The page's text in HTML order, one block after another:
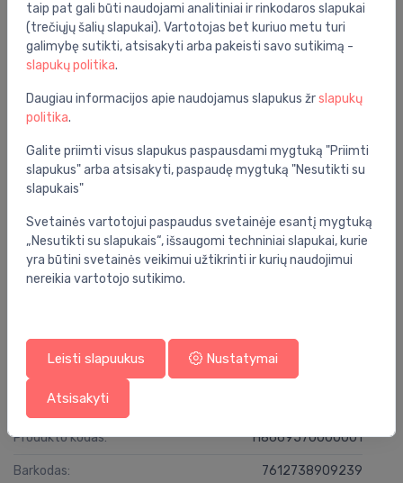
patenkina kiekvieno kliento norus.
Bendrosios specifikacijos
Grupė: vonios kambarys
Išvestis:
Komplektacija: sėdynė su dangčiu
Spalva:
Medžiaga: keramika
Tvirtinimo tipas: ant sienos
Specifikacija
Produkto kodas: H8669570000001
Barkodas: 7612738909239
taip pat gali būti naudojami analitiniai ir rinkodaros slapukai
(trečiųjų šalių slapukai). Vartotojas bet kuriuo metu turi
galimybę sutikti, atsisakyti arba pakeisti savo sutikimą -
slapukų politika.
Daugiau informacijos apie naudojamus slapukus žrslapukų
politika.
Galite priimti visus slapukus paspausdami mygtuką "Priimti
slapukus" arba atsisakyti, paspaudę mygtuką "Nesutikti su
slapukais"
Svetainės vartotojui paspaudus svetainėje esantį mygtuką
„Nesutikti su slapukais“, išsaugomi techniniai slapukai, kurie
yra būtini svetainės veikimui užtikrinti ir kurių naudojimui
nereikia vartotojo sutikimo.
Leisti slapuukus Nustatymai
Atsisakyti